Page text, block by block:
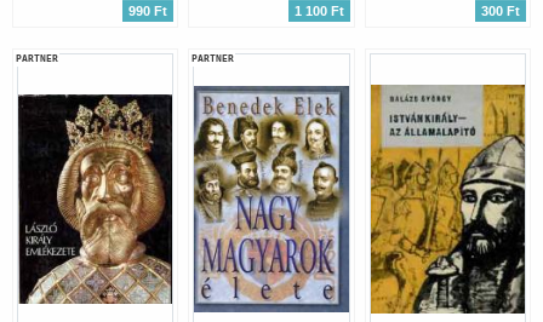
990 Ft 1 100 Ft 300 Ft
PARTNER PARTNER